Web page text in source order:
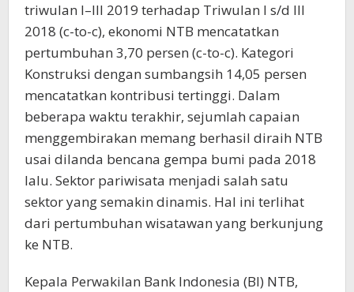
triwulan I–III 2019 terhadap Triwulan I s/d III
2018 (c-to-c), ekonomi NTB mencatatkan
pertumbuhan 3,70 persen (c-to-c). Kategori
Konstruksi dengan sumbangsih 14,05 persen
mencatatkan kontribusi tertinggi. Dalam
beberapa waktu terakhir, sejumlah capaian
menggembirakan memang berhasil diraih NTB
usai dilanda bencana gempa bumi pada 2018
lalu. Sektor pariwisata menjadi salah satu
sektor yang semakin dinamis. Hal ini terlihat
dari pertumbuhan wisatawan yang berkunjung
ke NTB.
Kepala Perwakilan Bank Indonesia (BI) NTB,